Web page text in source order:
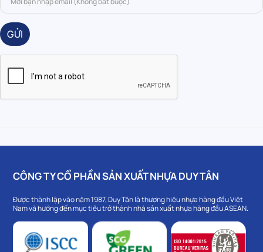
GỬI
CÔNG TY CỔ PHẦN SẢN XUẤT NHỰA DUY TÂN
Được thành lập vào năm 1987, Duy Tân là thương hiệu nhựa hàng đầu Việt
Nam và hướng đến mục tiêu trở thành nhà sản xuất nhựa hàng đầu ASEAN.